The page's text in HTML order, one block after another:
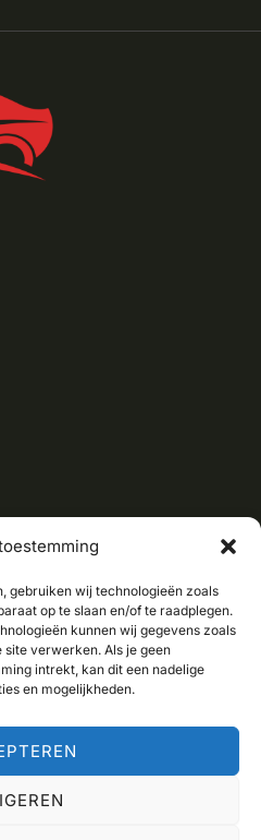
gebruiken wij technologieën zoals
op te slaan en/of te raadplegen.
kunnen wij gegevens zoals
verwerken. Als je geen
intrekt, kan dit een nadelige
en mogelijkheden.
2026 Autohut